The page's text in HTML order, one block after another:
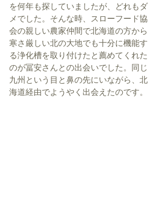
を何年も探していましたが、どれもダ
メでした。そんな時、スローフード協
会の親しい農家仲間で北海道の方から
寒さ厳しい北の大地でも十分に機能す
る浄化槽を取り付けたと薦めてくれた
のが冨安さんとの出会いでした。同じ
九州という目と鼻の先にいながら、北
海道経由でようやく出会えたのです。